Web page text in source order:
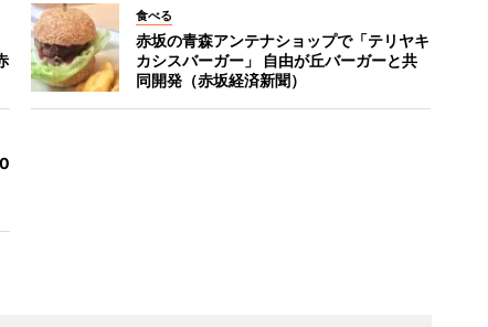
食べる
赤坂の青森アンテナショップで「テリヤキ
カシスバーガー」 自由が丘バーガーと共
同開発（赤坂経済新聞）